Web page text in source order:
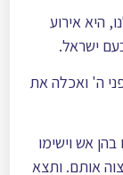
היא אירוע
ישראל.
ה' ואכלה את
אש וישימו
אותם. ותצא